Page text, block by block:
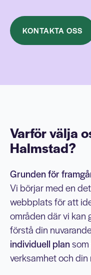
KONTAKTA OSS
Varför välja
Halmstad?
Grunden för
Vi börjar med en
webbplats för att
områden där vi kan
förstå din
individuell plan
verksamhet och din